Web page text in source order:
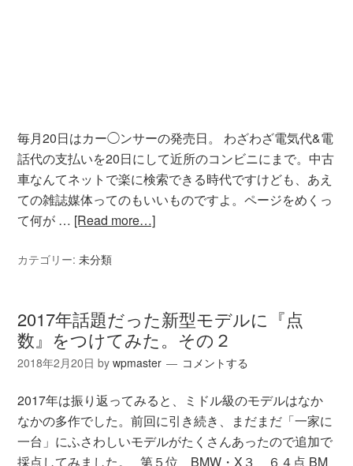
毎月20日はカー◯ンサーの発売日。 わざわざ電気代&電
話代の支払いを20日にして近所のコンビニにまで。中古
車なんてネットで楽に検索できる時代ですけども、あえ
ての雑誌媒体ってのもいいものですよ。ページをめくっ
て何が … [Read more…]
カテゴリー:未分類
2017年話題だった新型モデルに『点
数』をつけてみた。その２
2018年2月20日 bywpmaster コメントする
2017年は振り返ってみると、ミドル級のモデルはなか
なかの多作でした。前回に引き続き、まだまだ「一家に
一台」にふさわしいモデルがたくさんあったので追加で
採点してみました。 第５位 BMW・X３ ６４点 BM